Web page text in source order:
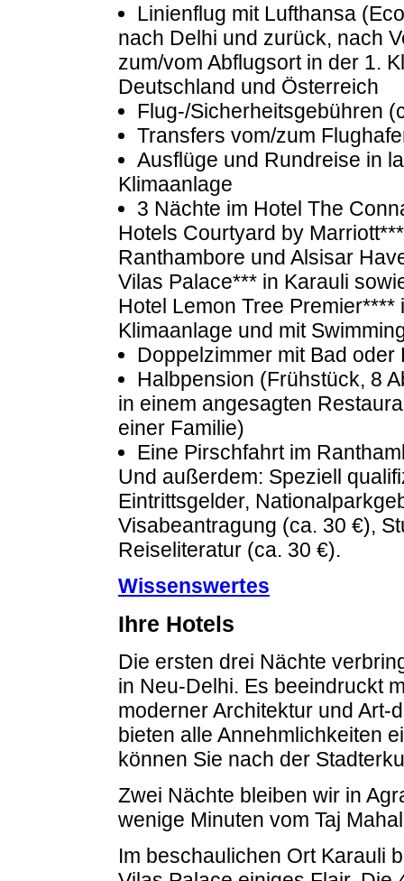
Linienflug mit Lufthansa
nach Delhi und zurück, nach
zum/vom Abflugsort in der 1.
Deutschland und Österreich
Flug-/Sicherheitsgebühren
Transfers vom/zum
Ausflüge und Rundreise in
Klimaanlage
3 Nächte im Hotel The
Hotels Courtyard by
Ranthambore und Alsisar
Vilas Palace*** in Karauli
Hotel Lemon Tree
Klimaanlage und mit
Doppelzimmer mit Bad oder
Halbpension (Frühstück, 8
in einem angesagten
einer Familie)
Eine Pirschfahrt im
Und außerdem: Speziell
Eintrittsgelder,
Visabeantragung (ca. 30 €),
Reiseliteratur (ca. 30 €).
Wissenswertes
Ihre Hotels
Die ersten drei Nächte
in Neu-Delhi. Es beeindruckt
moderner Architektur und Art-
bieten alle Annehmlichkeiten
können Sie nach der
Zwei Nächte bleiben wir in
wenige Minuten vom Taj
Im beschaulichen Ort Karauli